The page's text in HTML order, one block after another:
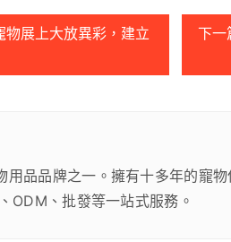
展上大放異彩，建立
下一
用品品牌之一。擁有十多年的寵
ODM、批發等一站式服務。